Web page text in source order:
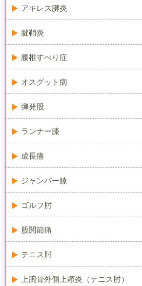
アキレス腱炎
腱鞘炎
腰椎すべり症
オスグット病
弾発股
ランナー膝
成長痛
ジャンパー膝
ゴルフ肘
股関節痛
テニス肘
上腕骨外側上顆炎（テニス肘）